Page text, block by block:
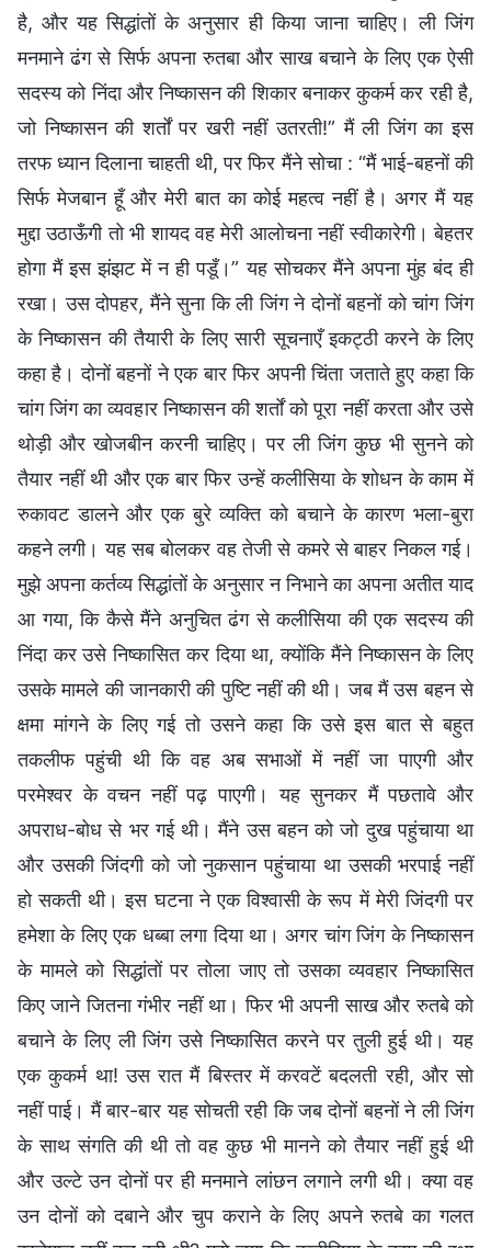
है, और यह सिद्धांतों के अनुसार ही किया जाना चाहिए। ली जिंग
मनमाने ढंग से सिर्फ अपना रुतबा और साख बचाने के लिए एक ऐसी
सदस्य को निंदा और निष्कासन की शिकार बनाकर कुकर्म कर रही है,
जो निष्कासन की शर्तों पर खरी नहीं उतरती!” मैं ली जिंग का इस
तरफ ध्यान दिलाना चाहती थी, पर फिर मैंने सोचा : “मैं भाई-बहनों की
सिर्फ मेजबान हूँ और मेरी बात का कोई महत्व नहीं है। अगर मैं यह
मुद्दा उठाऊँगी तो भी शायद वह मेरी आलोचना नहीं स्वीकारेगी। बेहतर
होगा मैं इस झंझट में न ही पडूँ।” यह सोचकर मैंने अपना मुंह बंद ही
रखा। उस दोपहर, मैंने सुना कि ली जिंग ने दोनों बहनों को चांग जिंग
के निष्कासन की तैयारी के लिए सारी सूचनाएँ इकट्ठी करने के लिए
कहा है। दोनों बहनों ने एक बार फिर अपनी चिंता जताते हुए कहा कि
चांग जिंग का व्यवहार निष्कासन की शर्तों को पूरा नहीं करता और उसे
थोड़ी और खोजबीन करनी चाहिए। पर ली जिंग कुछ भी सुनने को
तैयार नहीं थी और एक बार फिर उन्हें कलीसिया के शोधन के काम में
रुकावट डालने और एक बुरे व्यक्ति को बचाने के कारण भला-बुरा
कहने लगी। यह सब बोलकर वह तेजी से कमरे से बाहर निकल गई।
मुझे अपना कर्तव्य सिद्धांतों के अनुसार न निभाने का अपना अतीत याद
आ गया, कि कैसे मैंने अनुचित ढंग से कलीसिया की एक सदस्य की
निंदा कर उसे निष्कासित कर दिया था, क्योंकि मैंने निष्कासन के लिए
उसके मामले की जानकारी की पुष्टि नहीं की थी। जब मैं उस बहन से
क्षमा मांगने के लिए गई तो उसने कहा कि उसे इस बात से बहुत
तकलीफ पहुंची थी कि वह अब सभाओं में नहीं जा पाएगी और
परमेश्वर के वचन नहीं पढ़ पाएगी। यह सुनकर मैं पछतावे और
अपराध-बोध से भर गई थी। मैंने उस बहन को जो दुख पहुंचाया था
और उसकी जिंदगी को जो नुकसान पहुंचाया था उसकी भरपाई नहीं
हो सकती थी। इस घटना ने एक विश्वासी के रूप में मेरी जिंदगी पर
हमेशा के लिए एक धब्बा लगा दिया था। अगर चांग जिंग के निष्कासन
के मामले को सिद्धांतों पर तोला जाए तो उसका व्यवहार निष्कासित
किए जाने जितना गंभीर नहीं था। फिर भी अपनी साख और रुतबे को
बचाने के लिए ली जिंग उसे निष्कासित करने पर तुली हुई थी। यह
एक कुकर्म था! उस रात मैं बिस्तर में करवटें बदलती रही, और सो
नहीं पाई। मैं बार-बार यह सोचती रही कि जब दोनों बहनों ने ली जिंग
के साथ संगति की थी तो वह कुछ भी मानने को तैयार नहीं हुई थी
और उल्टे उन दोनों पर ही मनमाने लांछन लगाने लगी थी। क्या वह
उन दोनों को दबाने और चुप कराने के लिए अपने रुतबे का गलत